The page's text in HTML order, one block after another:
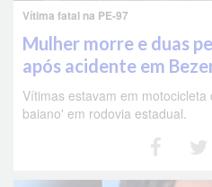
Vítima fatal na PE-97
Mulher morre e duas
após acidente em
Vítimas estavam em
baiano' em rodovia estadual.